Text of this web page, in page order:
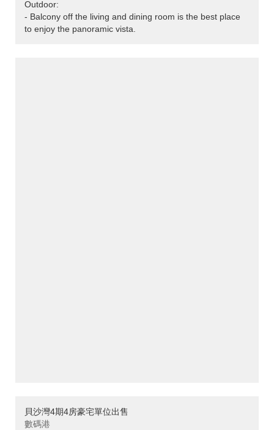
Outdoor:
- Balcony off the living and dining room is the best place
to enjoy the panoramic vista.
貝沙灣4期4房豪宅單位出售
數碼港